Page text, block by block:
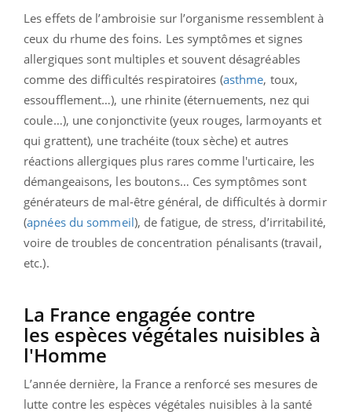
Les effets de l’ambroisie sur l’organisme ressemblent à
ceux du rhume des foins. Les symptômes et signes
allergiques sont multiples et souvent désagréables
comme des difficultés respiratoires (asthme, toux,
essoufflement…), une rhinite (éternuements, nez qui
coule…), une conjonctivite (yeux rouges, larmoyants et
qui grattent), une trachéite (toux sèche) et autres
réactions allergiques plus rares comme l'urticaire, les
démangeaisons, les boutons… Ces symptômes sont
générateurs de mal-être général, de difficultés à dormir
(apnées du sommeil), de fatigue, de stress, d’irritabilité,
voire de troubles de concentration pénalisants (travail,
etc.).
La France engagée contre
les espèces végétales nuisibles à
l'Homme
L’année dernière, la France a renforcé ses mesures de
lutte contre les espèces végétales nuisibles à la santé